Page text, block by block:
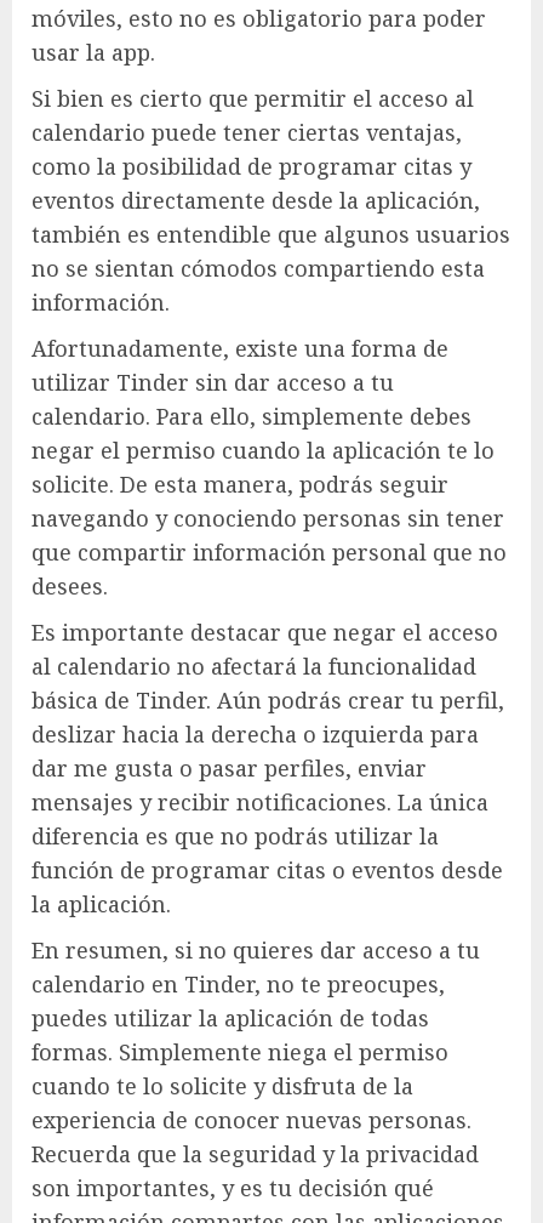
móviles, esto no es obligatorio para poder
usar la app.
Si bien es cierto que permitir el acceso al
calendario puede tener ciertas ventajas,
como la posibilidad de programar citas y
eventos directamente desde la aplicación,
también es entendible que algunos usuarios
no se sientan cómodos compartiendo esta
información.
Afortunadamente, existe una forma de
utilizar Tinder sin dar acceso a tu
calendario. Para ello, simplemente debes
negar el permiso cuando la aplicación te lo
solicite. De esta manera, podrás seguir
navegando y conociendo personas sin tener
que compartir información personal que no
desees.
Es importante destacar que negar el acceso
al calendario no afectará la funcionalidad
básica de Tinder. Aún podrás crear tu perfil,
deslizar hacia la derecha o izquierda para
dar me gusta o pasar perfiles, enviar
mensajes y recibir notificaciones. La única
diferencia es que no podrás utilizar la
función de programar citas o eventos desde
la aplicación.
En resumen, si no quieres dar acceso a tu
calendario en Tinder, no te preocupes,
puedes utilizar la aplicación de todas
formas. Simplemente niega el permiso
cuando te lo solicite y disfruta de la
experiencia de conocer nuevas personas.
Recuerda que la seguridad y la privacidad
son importantes, y es tu decisión qué